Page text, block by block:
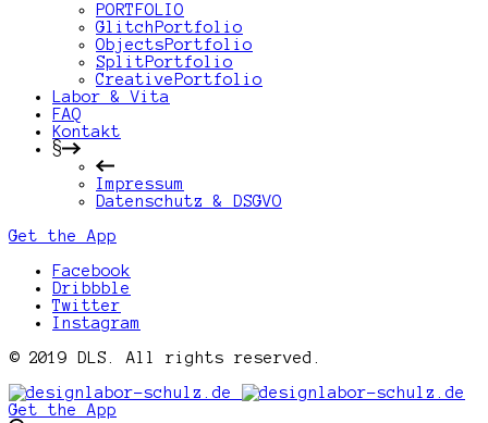
PORTFOLIO
GlitchPortfolio
ObjectsPortfolio
SplitPortfolio
CreativePortfolio
Labor & Vita
FAQ
Kontakt
§
Impressum
Datenschutz & DSGVO
Get the App
Facebook
Dribbble
Twitter
Instagram
© 2019 DLS. All rights reserved.
Get the App